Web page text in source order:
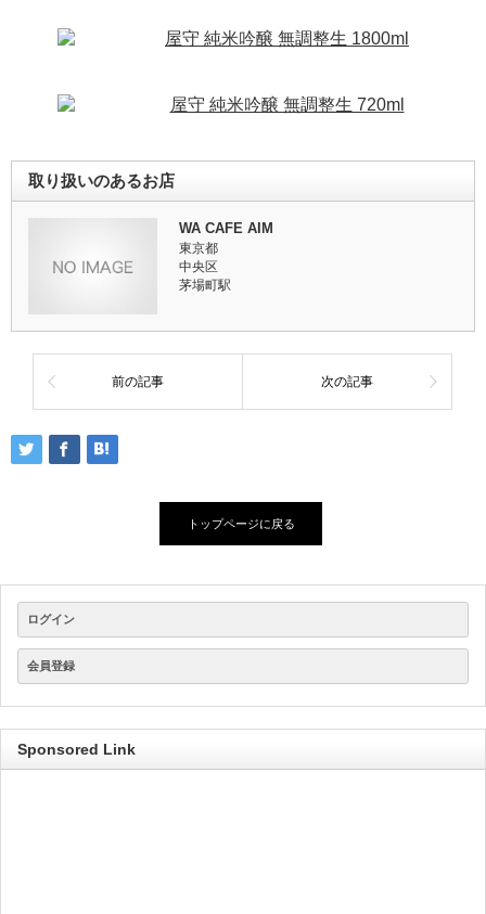
屋守 純米吟醸 無調整生 1800ml
屋守 純米吟醸 無調整生 720ml
取り扱いのあるお店
WA CAFE AIM
東京都
中央区
茅場町駅
前の記事 次の記事
トップページに戻る
ログイン
会員登録
Sponsored Link